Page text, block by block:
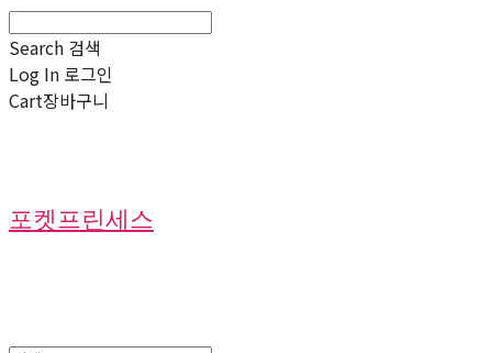
Search 검색
Log In 로그인
Cart장바구니
포켓프린세스